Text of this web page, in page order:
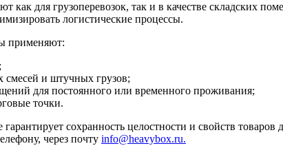
как для грузоперевозок, так и в качестве складских
логистические процессы.
применяют:
смесей и штучных грузов;
для постоянного или временного проживания;
точки.
гарантирует сохранность целостности и свойств
через почту info@heavybox.ru.